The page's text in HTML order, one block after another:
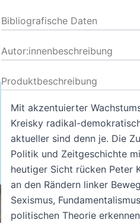
Bibliografische Daten
Autor:innenbeschreibung
Produktbeschreibung
Mit akzentuierter
Kreisky radikal-
aktueller sind denn je. Die
Politik und Zeitgeschichte
heutiger Sicht rücken Peter
an den Rändern ­linker
Sexismus,
politischen Theorie